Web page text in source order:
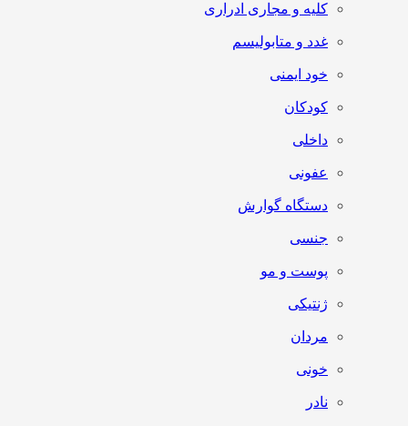
کلیه و مجاری ادراری
غدد و متابولیسم
خود ایمنی
کودکان
داخلی
عفونی
دستگاه گوارش
جنسی
پوست و مو
ژنتیکی
مردان
خونی
نادر